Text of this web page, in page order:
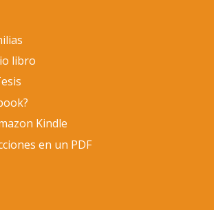
libro
Kindle
en un PDF